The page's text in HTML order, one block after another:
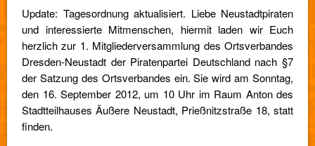
Update: Tagesordnung aktualisiert. Liebe Neustadtpiraten
und interessierte Mitmenschen, hiermit laden wir Euch
herzlich zur 1. Mitgliederversammlung des Ortsverbandes
Dresden-Neustadt der Piratenpartei Deutschland nach §7
der Satzung des Ortsverbandes ein. Sie wird am Sonntag,
den 16. September 2012, um 10 Uhr im Raum Anton des
Stadtteilhauses Äußere Neustadt, Prießnitzstraße 18, statt
finden.